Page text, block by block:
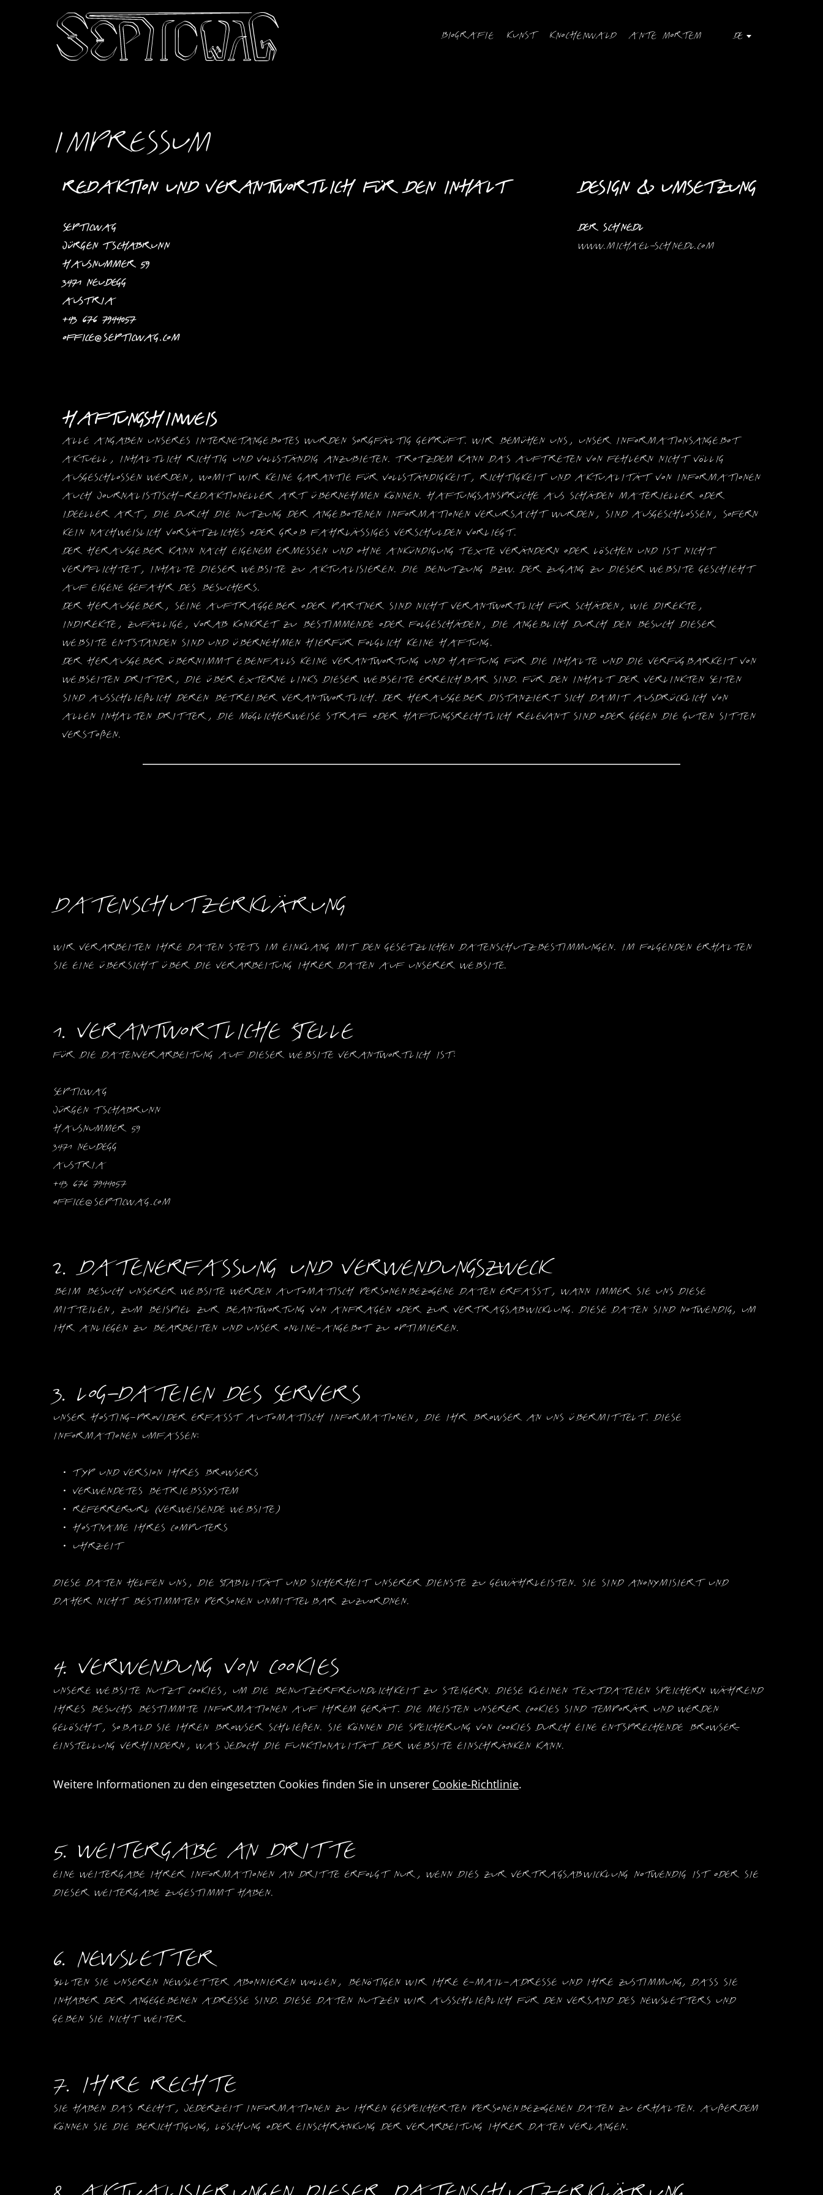
Biografie Kunst Knochenwald Ante Mortem DE
Impressum
Redaktion und verantwortlich für den Inhalt
Septicwag
Jürgen Tschabrunn
Hausnummer 59
3471 Neudegg
Austria
+43 676 7944057
office@septicwag.com
Design & Umsetzung
Der Schnedl
www.michael-schnedl.com
Haftungshinweis
Alle Angaben unseres Internetangebotes wurden sorgfältig geprüft. Wir bemühen uns, unser Informationsangebot
aktuell, inhaltlich richtig und vollständig anzubieten. Trotzdem kann das Auftreten von Fehlern nicht völlig
ausgeschlossen werden, womit wir keine Garantie für Vollständigkeit, Richtigkeit und Aktualität von Informationen
auch journalistisch-redaktioneller Art übernehmen können. Haftungsansprüche aus Schäden materieller oder
ideeller Art, die durch die Nutzung der angebotenen Informationen verursacht wurden, sind ausgeschlossen, sofern
kein nachweislich vorsätzliches oder grob fahrlässiges Verschulden vorliegt.
Der Herausgeber kann nach eigenem Ermessen und ohne Ankündigung Texte verändern oder löschen und ist nicht
verpflichtet, Inhalte dieser Website zu aktualisieren. Die Benutzung bzw. der Zugang zu dieser Website geschieht
auf eigene Gefahr des Besuchers.
Der Herausgeber, seine Auftraggeber oder Partner sind nicht verantwortlich für Schäden, wie direkte,
indirekte, zufällige, vorab konkret zu bestimmende oder Folgeschäden, die angeblich durch den Besuch dieser
Website entstanden sind und übernehmen hierfür folglich keine Haftung.
Der Herausgeber übernimmt ebenfalls keine Verantwortung und Haftung für die Inhalte und die Verfügbarkeit von
Webseiten Dritter, die über externe Links dieser Webseite erreichbar sind. Für den Inhalt der verlinkten Seiten
sind ausschließlich deren Betreiber verantwortlich. Der Herausgeber distanziert sich damit ausdrücklich von
allen Inhalten Dritter, die möglicherweise straf- oder haftungsrechtlich relevant sind oder gegen die guten Sitten
verstoßen.
Datenschutzerklärung
Wir verarbeiten Ihre Daten stets im Einklang mit den gesetzlichen Datenschutzbestimmungen. Im Folgenden erhalten
Sie eine Übersicht über die Verarbeitung Ihrer Daten auf unserer Website.
1. Verantwortliche Stelle
Für die Datenverarbeitung auf dieser Website verantwortlich ist:
Septicwag
Jürgen Tschabrunn
Hausnummer 59
3471 Neudegg
Austria
+43 676 7944057
office@septicwag.com
2. Datenerfassung und Verwendungszweck
Beim Besuch unserer Website werden automatisch personenbezogene Daten erfasst, wann immer Sie uns diese
mitteilen, zum Beispiel zur Beantwortung von Anfragen oder zur Vertragsabwicklung. Diese Daten sind notwendig, um
Ihr Anliegen zu bearbeiten und unser Online-Angebot zu optimieren.
3. Log-Dateien des Servers
Unser Hosting-Provider erfasst automatisch Informationen, die Ihr Browser an uns übermittelt. Diese
Informationen umfassen:
Typ und Version Ihres Browsers
Verwendetes Betriebssystem
Referrer-URL (verweisende Website)
Hostname Ihres Computers
Uhrzeit
Diese Daten helfen uns, die Stabilität und Sicherheit unserer Dienste zu gewährleisten. Sie sind anonymisiert und
daher nicht bestimmten Personen unmittelbar zuzuordnen.
4. Verwendung von Cookies
Unsere Website nutzt Cookies, um die Benutzerfreundlichkeit zu steigern. Diese kleinen Textdateien speichern während
Ihres Besuchs bestimmte Informationen auf Ihrem Gerät. Die meisten unserer Cookies sind temporär und werden
gelöscht, sobald Sie Ihren Browser schließen. Sie können die Speicherung von Cookies durch eine entsprechende Browser-
Einstellung verhindern, was jedoch die Funktionalität der Website einschränken kann.
Weitere Informationen zu den eingesetzten Cookies finden Sie in unserer Cookie-Richtlinie.
5. Weitergabe an Dritte
Eine Weitergabe Ihrer Informationen an Dritte erfolgt nur, wenn dies zur Vertragsabwicklung notwendig ist oder Sie
dieser Weitergabe zugestimmt haben.
6. Newsletter
Sollten Sie unseren Newsletter abonnieren wollen, benötigen wir Ihre E-Mail-Adresse und Ihre Zustimmung, dass sie
Inhaber der angegebenen Adresse sind. Diese Daten nutzen wir ausschließlich für den Versand des Newsletters und
geben sie nicht weiter.
7. Ihre Rechte
Sie haben das Recht, jederzeit Informationen zu Ihren gespeicherten personenbezogenen Daten zu erhalten. Außerdem
können Sie die Berichtigung, Löschung oder Einschränkung der Verarbeitung Ihrer Daten verlangen.